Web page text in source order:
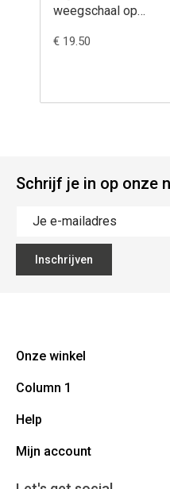
weegschaal op
500g.
€ 19.50
Schrijf je in op onze
Inschrijven
Onze winkel
BMS Champetterke
8520 Kuurne
056 71 46 65
Column 1
Bestelling herroepen
Help
Demonstraties
Mijn account
Inloggen / Registreren